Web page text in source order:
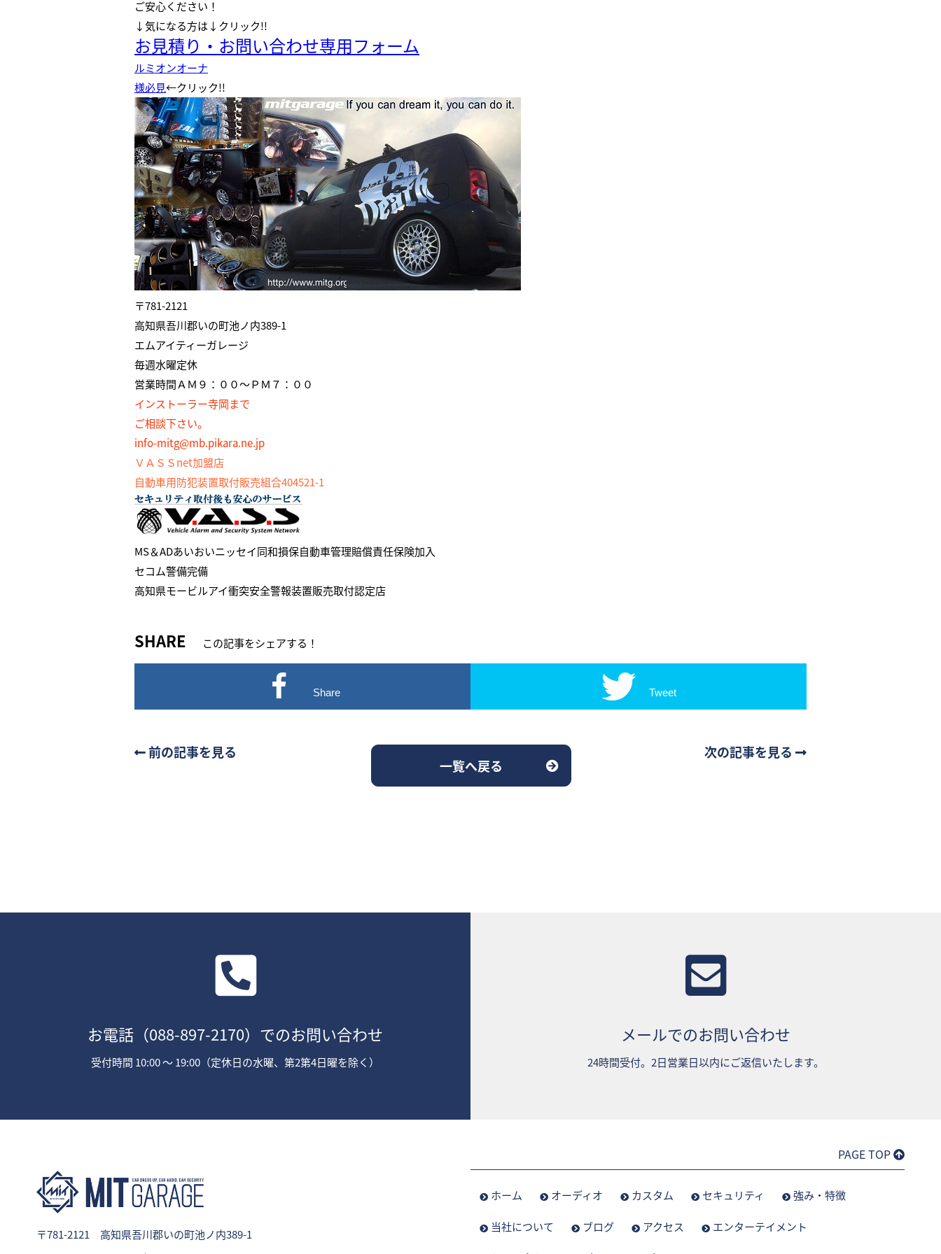
ご安心ください！
↓気になる方は↓クリック!!
お見積り・お問い合わせ専用フォーム
ルミオンオーナ
様必見←クリック!!
〒781-2121
高知県吾川郡いの町池ノ内389-1
エムアイティーガレージ
毎週水曜定休
営業時間ＡＭ９：００～ＰＭ７：００
インストーラー寺岡まで
ご相談下さい。
info-mitg@mb.pikara.ne.jp
ＶＡＳＳnet加盟店
自動車用防犯装置取付販売組合404521-1
MS＆ADあいおいニッセイ同和損保自動車管理賠償責任保険加入
セコム警備完備
高知県モービルアイ衝突安全警報装置販売取付認定店
SHARE この記事をシェアする！
Share Tweet
前の記事を見る
一覧へ戻る
次の記事を見る
お電話 （088-897-2170） でのお問い合わせ
受付時間 10:00 〜 19:00（定休日の水曜、第2第4日曜を除く）
メールでのお問い合わせ
24時間受付。2日営業日以内にご返信いたします。
PAGE TOP
〒781-2121 高知県吾川郡いの町池ノ内389-1
ホーム オーディオ カスタム セキュリティ 強み・特徴
当社について ブログ アクセス エンターテイメント